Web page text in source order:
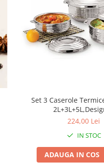
Set 3 Caserole
224,00 Lei
IN STOC
ADAUGA IN COS